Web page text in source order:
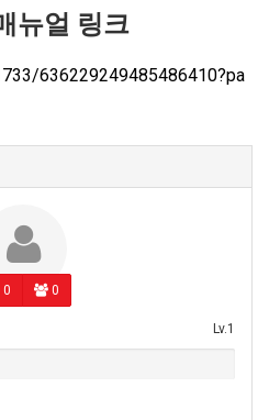
뉴얼 링크
636229249485486410?pa
0 0
Lv.1